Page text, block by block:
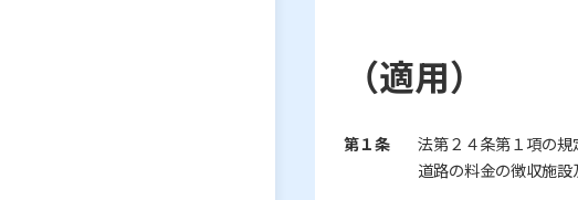
（適用）
第１条
法第２４条第１項の
道路の料金の徴収施設